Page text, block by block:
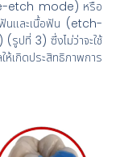
etch mode) หรือ
นและเนื้อฟัน (etch-
ที่ 3) ซึ่งไม่ว่าจะใช้
เกิดประสิทธิภาพการ